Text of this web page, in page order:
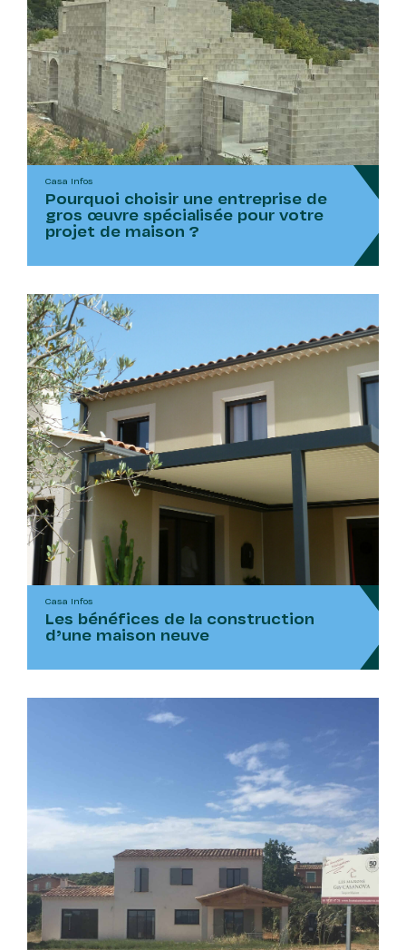
Casa Infos
Pourquoi choisir une entreprise de
gros œuvre spécialisée pour votre
projet de maison ?
Casa Infos
Les bénéfices de la construction
d’une maison neuve